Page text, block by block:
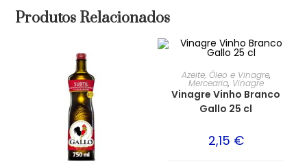
Produtos Relacionados
Azeite, Óleo e Vinagre,
Mercearia, Vinagre
Vinagre Vinho Branco
Gallo 25 cl
2,15 €